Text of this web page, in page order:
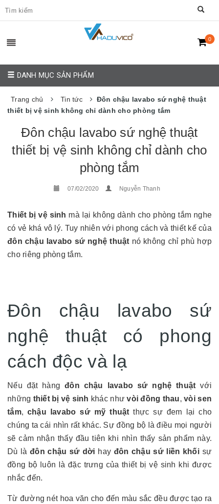
0
DANH MỤC SẢN PHẨM
Trang chủ Tin tức
Đôn chậu lavabo sứ nghệ thuật
thiết bị vệ sinh không chỉ dành cho phòng tắm
Đôn chậu lavabo sứ nghệ thuật
thiết bị vệ sinh không chỉ dành cho
phòng tắm
07/02/2020 Nguyễn Thanh
Thiết bị vệ sinh mà lại không dành cho phòng tắm nghe
có vẻ khá vô lý. Tuy nhiên với phong cách và thiết kế của
đôn chậu lavabo sứ nghệ thuật nó không chỉ phù hợp
cho riêng phòng tắm.
Đôn chậu lavabo sứ
nghệ thuật có phong
cách độc và lạ
Nếu đặt hàngđôn chậu lavabo sứ nghệ thuật với
những thiết bị vệ sinh khác nhưvòi đồng thau,vòi sen
tắm, chậu lavabo sứ mỹ thuật thực sự đem lại cho
chúng ta cái nhìn rất khác. Sự đồng bộ là điều mọi người
sẽ cảm nhận thấy đầu tiên khi nhìn thấy sản phẩm này.
Dù làđôn chậu sứ dời hay đôn chậu sứ liền khốisự
đồng bộ luôn là đặc trưng của thiết bị vệ sinh khi được
nhắc đến.
Từ đường nét hoa văn cho đến màu sắc đều được tạo ra